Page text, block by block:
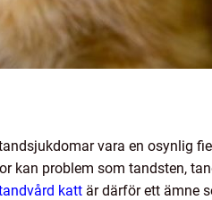
vara en osynlig
kan problem som tandsten,
katt är därför ett ämne